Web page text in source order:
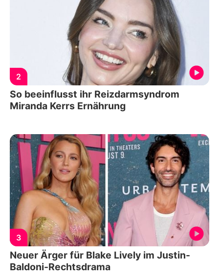
2
So beeinflusst ihr Reizdarmsyndrom
Miranda Kerrs Ernährung
3
Neuer Ärger für Blake Lively im Justin-
Baldoni-Rechtsdrama